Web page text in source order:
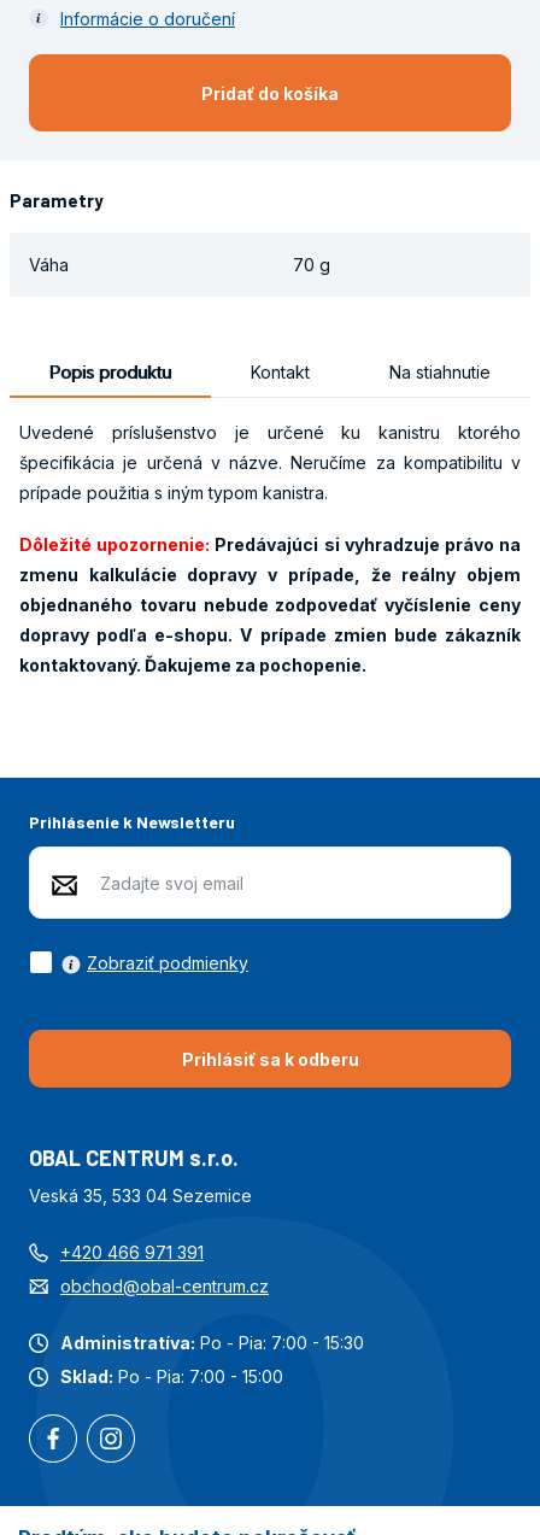
Informácie o doručení
Pridať do košíka
Parametry
Váha 70 g
Popis produktu Kontakt Na stiahnutie
Uvedené príslušenstvo je určené ku kanistru ktorého
špecifikácia je určená v názve. Neručíme za kompatibilitu v
prípade použitia s iným typom kanistra.
Dôležité upozornenie: Predávajúci si vyhradzuje právo na
zmenu kalkulácie dopravy v prípade, že reálny objem
objednaného tovaru nebude zodpovedať vyčíslenie ceny
dopravy podľa e-shopu. V prípade zmien bude zákazník
kontaktovaný. Ďakujeme za pochopenie.
Prihlásenie k Newsletteru
Prihlásiť sa k odberu
Zobraziť podmienky
OBAL CENTRUM s.r.o.
Veská 35, 533 04 Sezemice
+420 466 971 391
obchod@obal-centrum.cz
Administratíva: Po - Pia: 7:00 - 15:30
Sklad: Po - Pia: 7:00 - 15:00